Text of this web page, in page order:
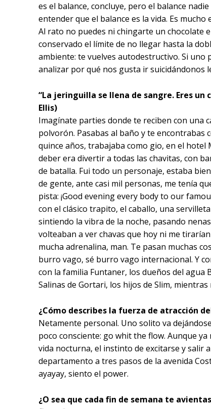
es el balance, concluye, pero el balance
entender que el balance es la vida. Es
Al rato no puedes ni chingarte un chocolate
conservado el límite de no llegar hasta la
ambiente: te vuelves autodestructivo. Si
analizar por qué nos gusta ir suicidándonos
“La jeringuilla se llena de sangre. Eres un
Ellis)
Imagínate parties donde te reciben con una
polvorón. Pasabas al baño y te encontrabas
quince años, trabajaba como gio, en el
deber era divertir a todas las chavitas, con
de batalla. Fui todo un personaje, estaba
de gente, ante casi mil personas, me tenía
pista: ¡Good evening every body to our
con el clásico trapito, el caballo, una
sintiendo la vibra de la noche, pasando
volteaban a ver chavas que hoy ni me
mucha adrenalina, man. Te pasan muchas
burro vago, sé burro vago internacional. Y
con la familia Funtaner, los dueños del agua
Salinas de Gortari, los hijos de Slim,
¿Cómo describes la fuerza de atracción
Netamente personal. Uno solito va
poco consciente: go whit the flow. Aunque
vida nocturna, el instinto de excitarse y salir
departamento a tres pasos de la avenida
ayayay, siento el power.
¿O sea que cada fin de semana te